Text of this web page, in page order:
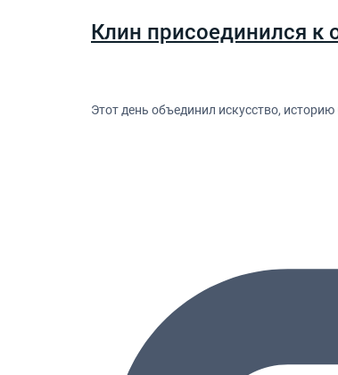
Клин присоединился к
Этот день объединил искусство,